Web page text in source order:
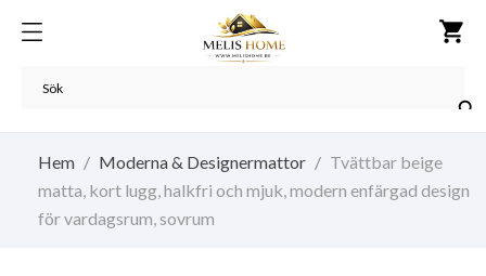
shopping_cart

Hem Moderna & Designermattor
Tvättbar beige
matta, kort lugg, halkfri och mjuk, modern enfärgad design
för vardagsrum, sovrum